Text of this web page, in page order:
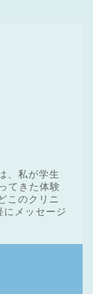
、私が学生
てきた体験
このクリニ
にメッセージ
一覧